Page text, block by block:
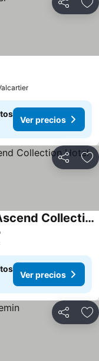
Compartir
Ver precios
Compartir
Hôtel du Lac Champlain, an Ascend Collection Hotel
Ver precios
Compartir